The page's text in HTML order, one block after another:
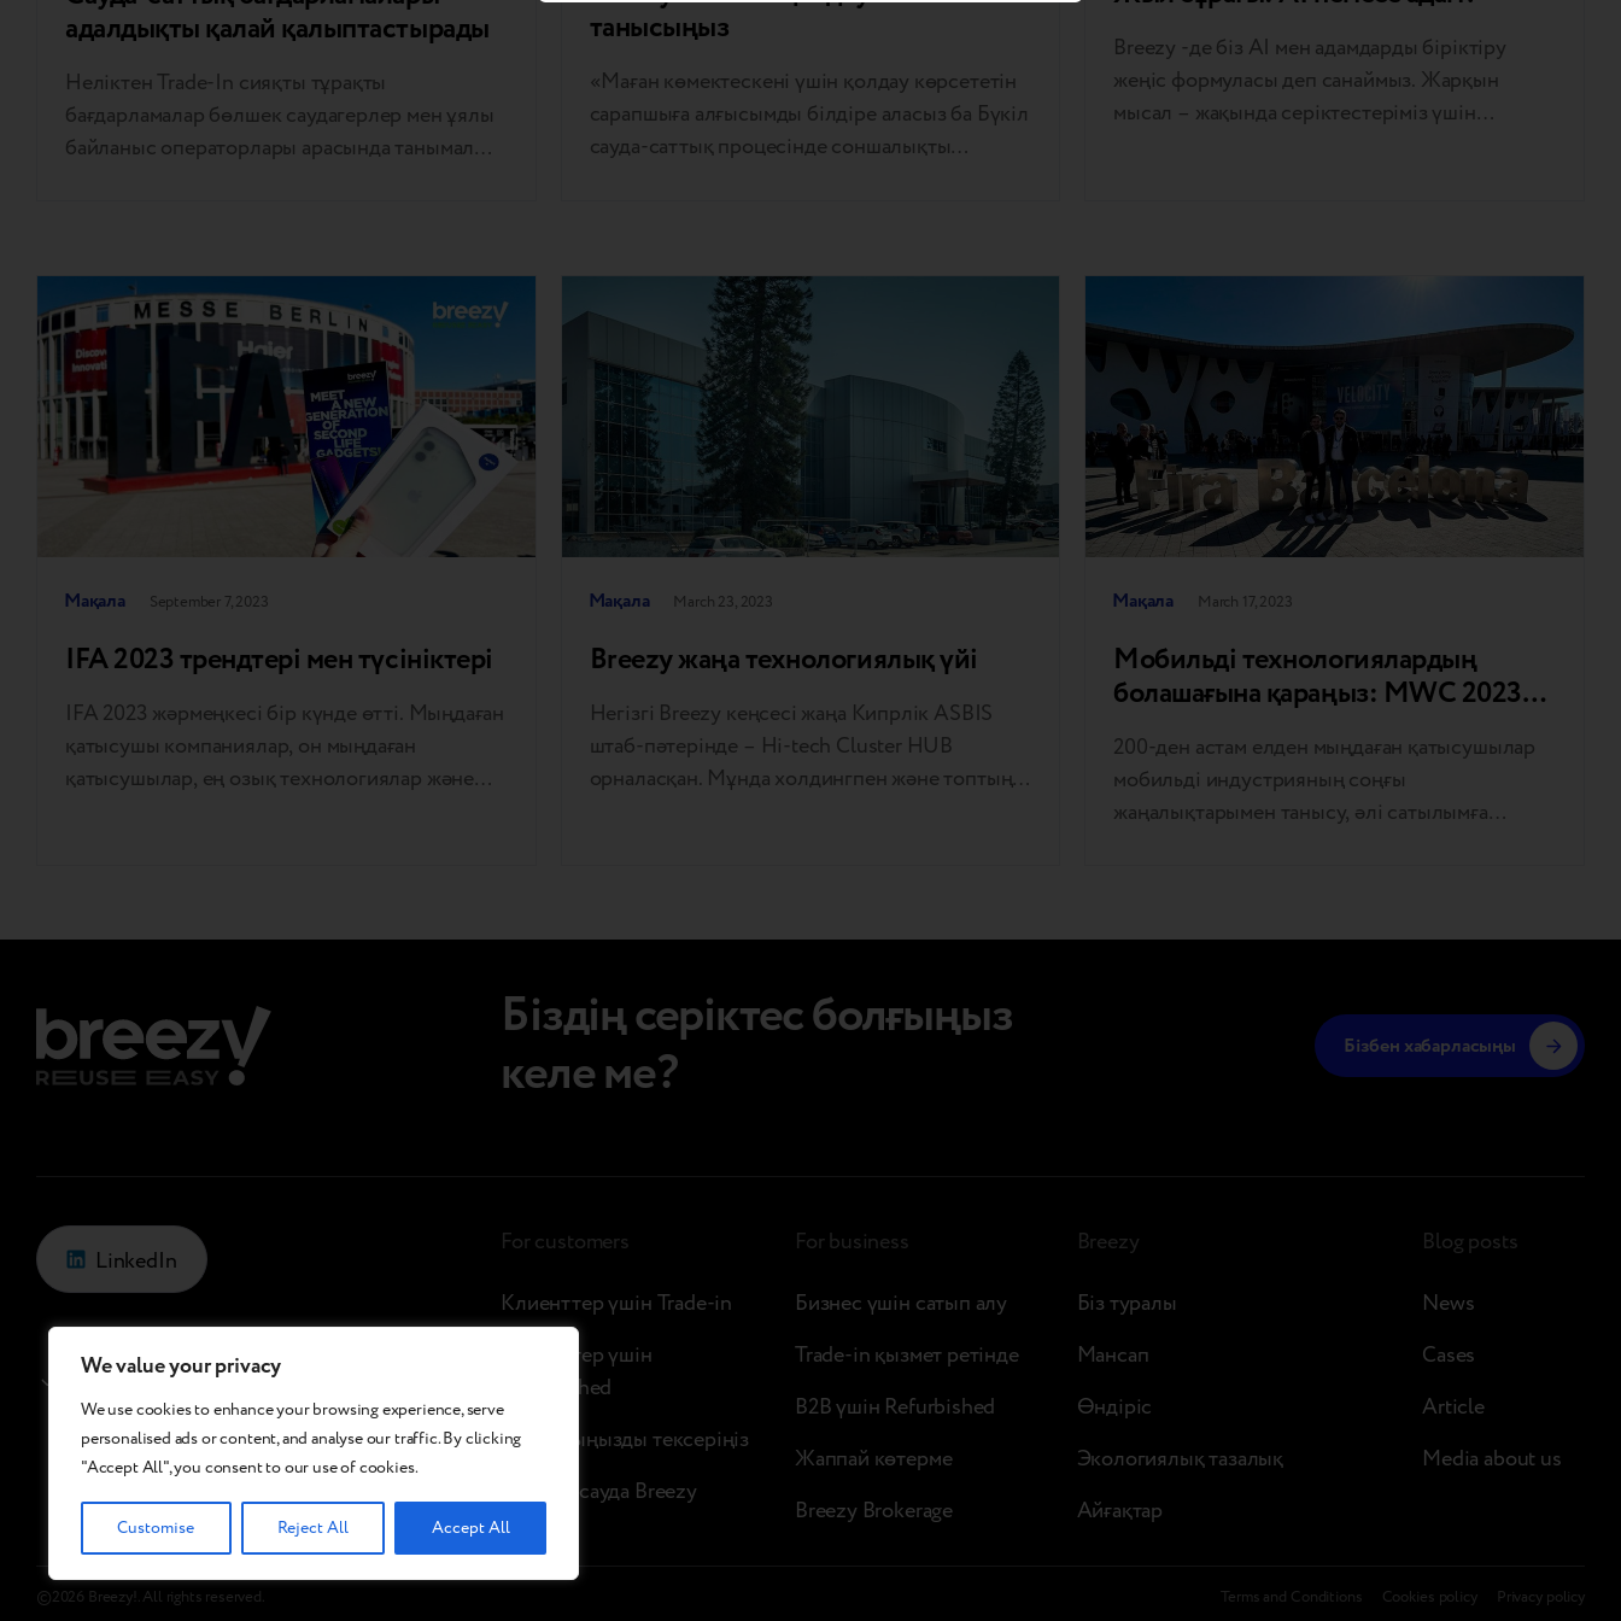
We value your privacy
We use cookies to enhance your browsing experience, serve
personalised ads or content, and analyse our traffic. By clicking
"Accept All", you consent to our use of cookies.
Customise Reject All Accept All
адалдықты қалай қалыптастырады
Неліктен Trade-In сияқты тұрақты
бағдарламалар бөлшек саудагерлер мен ұялы
байланыс операторлары арасында танымал
Смартфон саудасы: ұялы байланыс
операторлары мен бөлшек саудагерлер үшін
жеңіске жету стратегиясы Мобильді желі
операторлары мен сатушылар смартфондарды
сату бағдарламаларының құндылығын көбірек
мойындайды. Бұл бастамалар тұтынушыларға
құрылғыларын жаңартудың,…
танысыңыз
«Маған көмектескені үшін қолдау көрсететін
сарапшыға алғысымды білдіре аласыз ба Бүкіл
сауда-саттық процесінде соншалықты
– деп бөлісті серіктесіміздің сатушыларының
бірі. Әрине, мүмкін. Ал біз жасадық. Оның
үстіне, біз қазіргідей қолдау көрсету
тобымызбен мақтана алмадық. Біздің
клиенттеріміздің қанағаттануы –…
Breezy -де біз AI мен адамдарды біріктіру
жеңіс формуласы деп санаймыз. Жарқын
мысал – жақында серіктестеріміз үшін
салсаңыз болғаны, 3 минут ішінде AI+Human
кеңестеріне назар аударуға мүмкіндік беретін
нақты…
Мақала September 7, 2023
IFA 2023 трендтері мен түсініктері
IFA 2023 жәрмеңкесі бір күнде өтті. Мыңдаған
қатысушы компаниялар, он мыңдаған
қатысушылар, ең озық технологиялар және
кездесулер, жаңа танысулар мен
тек MEGA болды: өнімді, салқын және
жылдам. Біз 2-ші өмірлік…
Мақала March 23, 2023
Breezy жаңа технологиялық үйі
Негізгі Breezy кеңсесі жаңа Кипрлік ASBIS
штаб-пәтерінде – Hi-tech Cluster HUB
орналасқан. Мұнда холдингпен және топтың
инновациялар мен технологиямен тыныс
кеңсе жай ғана үстелдер, компьютерлер…
Мақала March 17, 2023
Мобильді технологиялардың
болашағына қараңыз: MWC 2023
трендтері
200-ден астам елден мыңдаған қатысушылар
мобильді индустрияның соңғы
жаңалықтарымен танысу, әлі сатылымға
Center залдарына жиналды. Breezy GM
сапары кезінде атап өткен ең қызықты
трендтермен бөлісті. Тұрақтылық, икемді
экрандар және роботтар – Барселонаның
Біздің серіктес болғыңыз
келе ме?
Бізбен хабарласыңы
LinkedIn
Kazakhstan /
For customers
Клиенттер үшін Trade-in
Клиенттер үшін
Refurbished
Құрылғыңызды тексеріңіз
Бөлшек сауда Breezy
For business
Бизнес үшін сатып алу
Trade-in қызмет ретінде
B2B үшін Refurbished
Жаппай көтерме
Breezy Brokerage
Breezy
Біз туралы
Мансап
Өндіріс
Экологиялық тазалық
Айғақтар
Blog posts
News
Cases
Article
Media about us
©2026 Breezy!. All rights reserved. Terms and Conditions Сookies policy Privacy policy